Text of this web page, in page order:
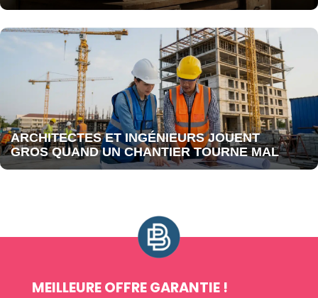
ARCHITECTES ET INGÉNIEURS JOUENT
GROS QUAND UN CHANTIER TOURNE MAL
MEILLEURE OFFRE GARANTIE !